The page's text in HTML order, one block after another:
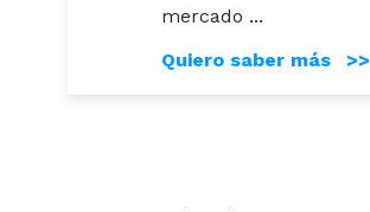
mercado ...
Quiero saber más >>